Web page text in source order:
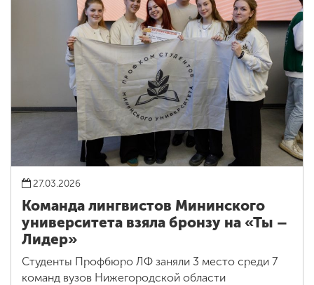
27.03.2026
Команда лингвистов Мининского
университета взяла бронзу на «Ты –
Лидер»
Студенты Профбюро ЛФ заняли 3 место среди 7
команд вузов Нижегородской области